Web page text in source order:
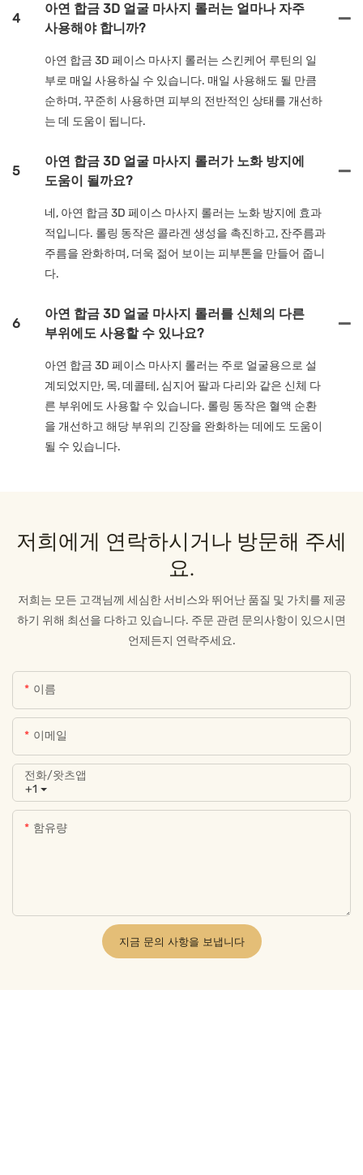
4
아연 합금 3D 얼굴 마사지 롤러는 얼마나 자주
사용해야 합니까?
아연 합금 3D 페이스 마사지 롤러는 스킨케어 루틴의 일
부로 매일 사용하실 수 있습니다. 매일 사용해도 될 만큼
순하며, 꾸준히 사용하면 피부의 전반적인 상태를 개선하
는 데 도움이 됩니다.
5
아연 합금 3D 얼굴 마사지 롤러가 노화 방지에
도움이 될까요?
네, 아연 합금 3D 페이스 마사지 롤러는 노화 방지에 효과
적입니다. 롤링 동작은 콜라겐 생성을 촉진하고, 잔주름과
주름을 완화하며, 더욱 젊어 보이는 피부톤을 만들어 줍니
다.
6
아연 합금 3D 얼굴 마사지 롤러를 신체의 다른
부위에도 사용할 수 있나요?
아연 합금 3D 페이스 마사지 롤러는 주로 얼굴용으로 설
계되었지만, 목, 데콜테, 심지어 팔과 다리와 같은 신체 다
른 부위에도 사용할 수 있습니다. 롤링 동작은 혈액 순환
을 개선하고 해당 부위의 긴장을 완화하는 데에도 도움이
될 수 있습니다.
저희에게 연락하시거나 방문해 주세
요.
저희는 모든 고객님께 세심한 서비스와 뛰어난 품질 및 가치를 제공
하기 위해 최선을 다하고 있습니다. 주문 관련 문의사항이 있으시면
언제든지 연락주세요.
이름
이메일
+1
전화/왓츠앱
함유량
지금 문의 사항을 보냅니다